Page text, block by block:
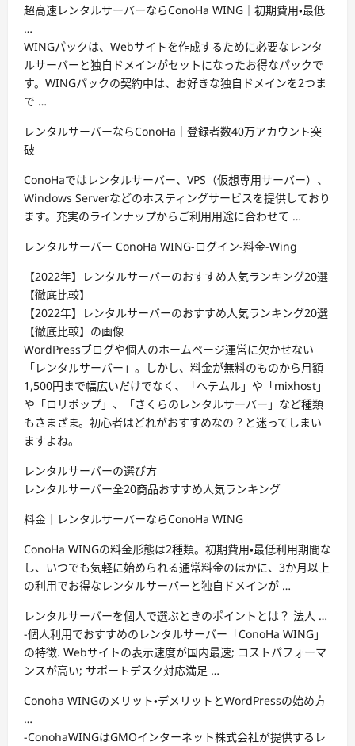
超高速レンタルサーバーならConoHa WING｜初期費用・最低
…
WINGパックは、Webサイトを作成するために必要なレンタ
ルサーバーと独自ドメインがセットになったお得なパックで
す。WINGパックの契約中は、お好きな独自ドメインを2つま
で …
レンタルサーバーならConoHa｜登録者数40万アカウント突
破
ConoHaではレンタルサーバー、VPS（仮想専用サーバー）、
Windows Serverなどのホスティングサービスを提供しており
ます。充実のラインナップからご利用用途に合わせて …
レンタルサーバー ConoHa WING-ログイン-料金-Wing
【2022年】レンタルサーバーのおすすめ人気ランキング20選
【徹底比較】
【2022年】レンタルサーバーのおすすめ人気ランキング20選
【徹底比較】の画像
WordPressブログや個人のホームページ運営に欠かせない
「レンタルサーバー」。しかし、料金が無料のものから月額
1,500円まで幅広いだけでなく、「ヘテムル」や「mixhost」
や「ロリポップ」、「さくらのレンタルサーバー」など種類
もさまざま。初心者はどれがおすすめなの？と迷ってしまい
ますよね。
レンタルサーバーの選び方
レンタルサーバー全20商品おすすめ人気ランキング
料金｜レンタルサーバーならConoHa WING
ConoHa WINGの料金形態は2種類。初期費用・最低利用期間な
し、いつでも気軽に始められる通常料金のほかに、3か月以上
の利用でお得なレンタルサーバーと独自ドメインが …
レンタルサーバーを個人で選ぶときのポイントとは？ 法人 …
-個人利用でおすすめのレンタルサーバー「ConoHa WING」
の特徴. Webサイトの表示速度が国内最速; コストパフォーマ
ンスが高い; サポートデスク対応満足 …
Conoha WINGのメリット・デメリットとWordPressの始め方
…
-ConohaWINGはGMOインターネット株式会社が提供するレ